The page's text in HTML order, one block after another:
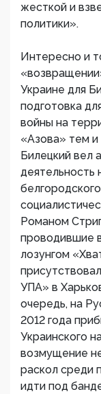
жесткой и
политики».
Интересно и
Украине для
подготовка
войны на
«Азова» тем
Билецкий вел
деятельность
Романом
проводившие
лозунгом
УПА» в
очередь, на
2012 года
Украинского
возмущение
раскол среди
идти под